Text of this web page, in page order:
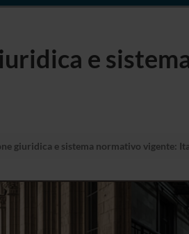
e
giuridica e sistema normativo vigente: